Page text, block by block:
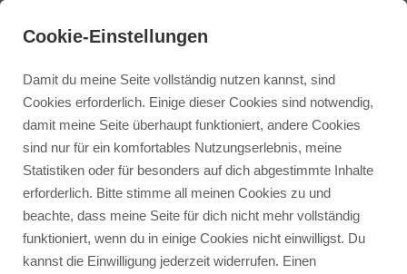
Cookie-Einstellungen
Damit du meine Seite vollständig nutzen kannst, sind
Cookies erforderlich. Einige dieser Cookies sind notwendig,
damit meine Seite überhaupt funktioniert, andere Cookies
sind nur für ein komfortables Nutzungserlebnis, meine
Statistiken oder für besonders auf dich abgestimmte Inhalte
erforderlich. Bitte stimme all meinen Cookies zu und
beachte, dass meine Seite für dich nicht mehr vollständig
funktioniert, wenn du in einige Cookies nicht einwilligst. Du
kannst die Einwilligung jederzeit widerrufen. Einen